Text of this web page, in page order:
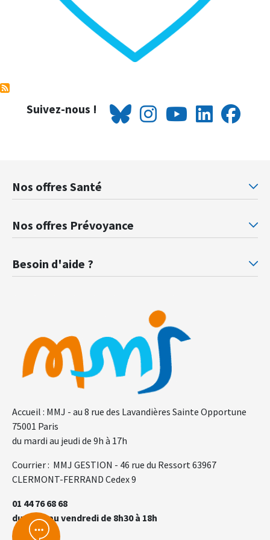
Suivez-nous !
Accueil : MMJ - au 8 rue des Lavandières Sainte Opportune
75001 Paris
du mardi au jeudi de 9h à 17h
Courrier : MMJ GESTION - 46 rue du Ressort 63967
CLERMONT-FERRAND Cedex 9
01 44 76 68 68
du lundi au vendredi de 8h30 à 18h
Nos offres Santé
Mutuelle santé Retraités justice
Nos offres Prévoyance
Besoin d'aide ?